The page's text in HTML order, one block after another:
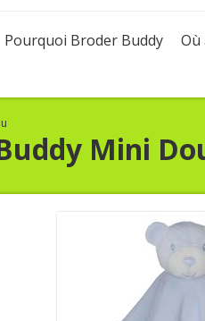
Pourquoi Broder Buddy
Où
Mini